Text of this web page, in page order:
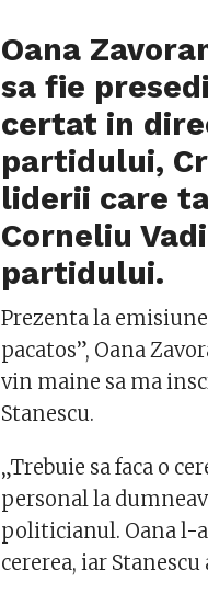
Oana
sa fie
certat in
partidului,
liderii care
Corneliu
partidului.
Prezenta la
pacatos”, Oana
vin maine sa ma
Stanescu.
„Trebuie sa faca o
personal la
politicianul. Oana l-
cererea, iar